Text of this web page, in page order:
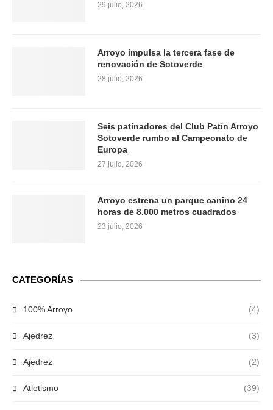
29 julio, 2026
Arroyo impulsa la tercera fase de
renovación de Sotoverde
28 julio, 2026
Seis patinadores del Club Patín Arroyo
Sotoverde rumbo al Campeonato de
Europa
27 julio, 2026
Arroyo estrena un parque canino 24
horas de 8.000 metros cuadrados
23 julio, 2026
CATEGORÍAS
100% Arroyo (4)
Ajedrez (3)
Ajedrez (2)
Atletismo (39)